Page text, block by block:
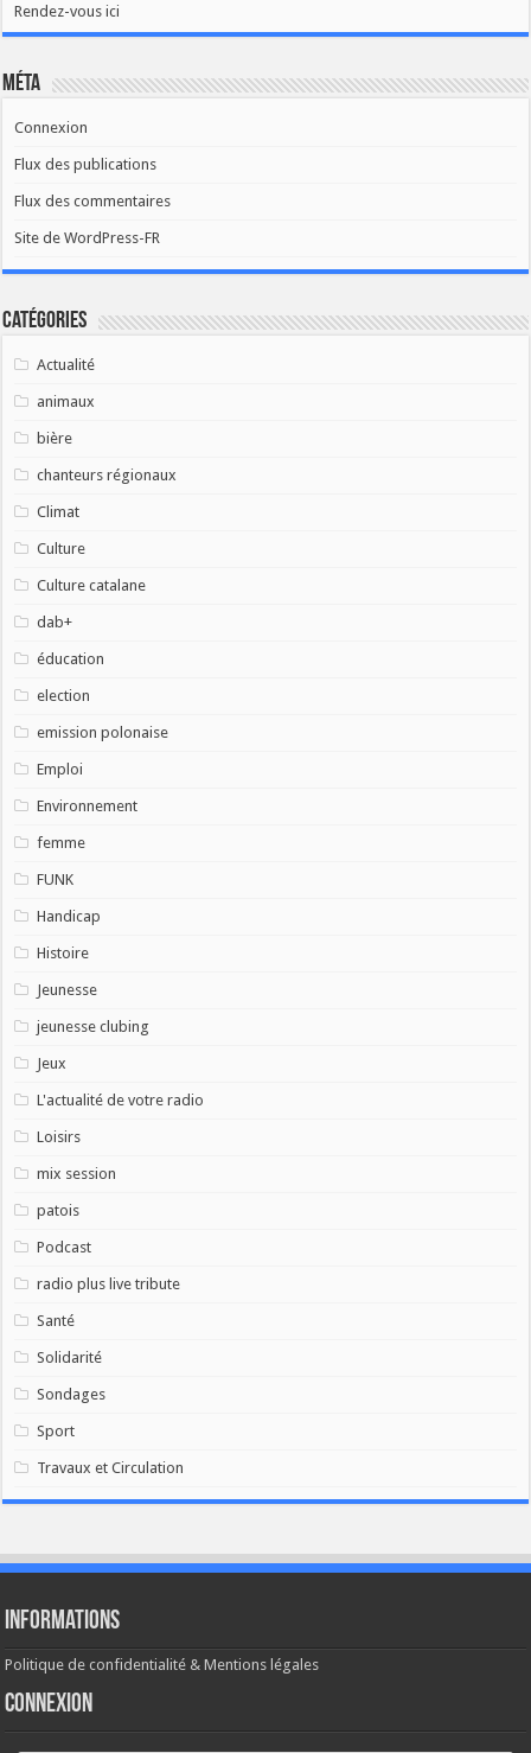
Rendez-vous ici
Méta
Connexion
Flux des publications
Flux des commentaires
Site de WordPress-FR
Catégories
Actualité
animaux
bière
chanteurs régionaux
Climat
Culture
Culture catalane
dab+
éducation
election
emission polonaise
Emploi
Environnement
femme
FUNK
Handicap
Histoire
Jeunesse
jeunesse clubing
Jeux
L'actualité de votre radio
Loisirs
mix session
patois
Podcast
radio plus live tribute
Santé
Solidarité
Sondages
Sport
Travaux et Circulation
Informations
Politique de confidentialité & Mentions légales
Connexion